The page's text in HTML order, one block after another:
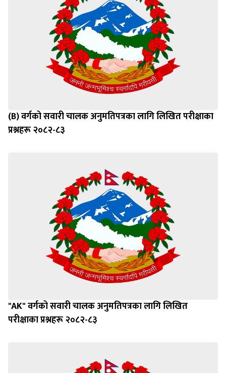
(B) वर्गको सवारी चालक अनुमतिपत्रका लागि लिखित परीक्षाका
प्रश्नहरू २०८२-८३
"AK" वर्गको सवारी चालक अनुमतिपत्रका लागि लिखित
परीक्षाका प्रश्नहरू २०८२-८३